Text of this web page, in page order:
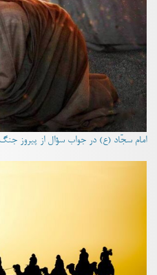
امام سجّاد (ع) در جواب سؤال از پیروز جنگ